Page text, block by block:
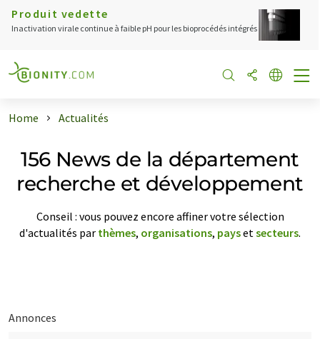
Produit vedette
Inactivation virale continue à faible pH pour les bioprocédés intégrés
Home Actualités
156 News de la département
recherche et développement
Conseil : vous pouvez encore affiner votre sélection
d'actualités par thèmes, organisations, payset secteurs.
Annonces